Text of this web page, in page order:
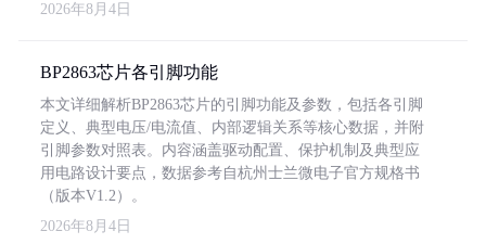
2026年8月4日
BP2863芯片各引脚功能
本文详细解析BP2863芯片的引脚功能及参数，包括各引脚
定义、典型电压/电流值、内部逻辑关系等核心数据，并附
引脚参数对照表。内容涵盖驱动配置、保护机制及典型应
用电路设计要点，数据参考自杭州士兰微电子官方规格书
（版本V1.2）。
2026年8月4日